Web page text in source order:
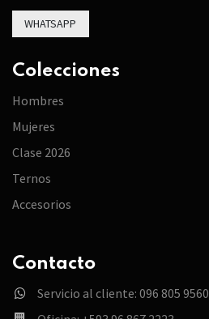
WHATSAPP
Colecciones
Hombres
Mujeres
Clase 2026
Ternos
Accesorios
Contacto
Servicio al cliente: 096 805 9560